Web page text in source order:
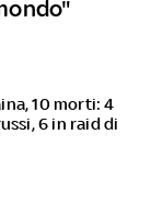
10 morti: 4
6 in raid di